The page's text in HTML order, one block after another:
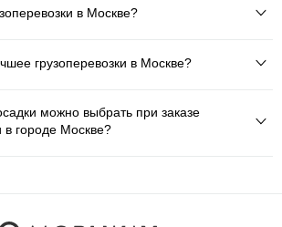
в Москве?
грузоперевозки в Москве?
можно выбрать при заказе
в городе Москве?